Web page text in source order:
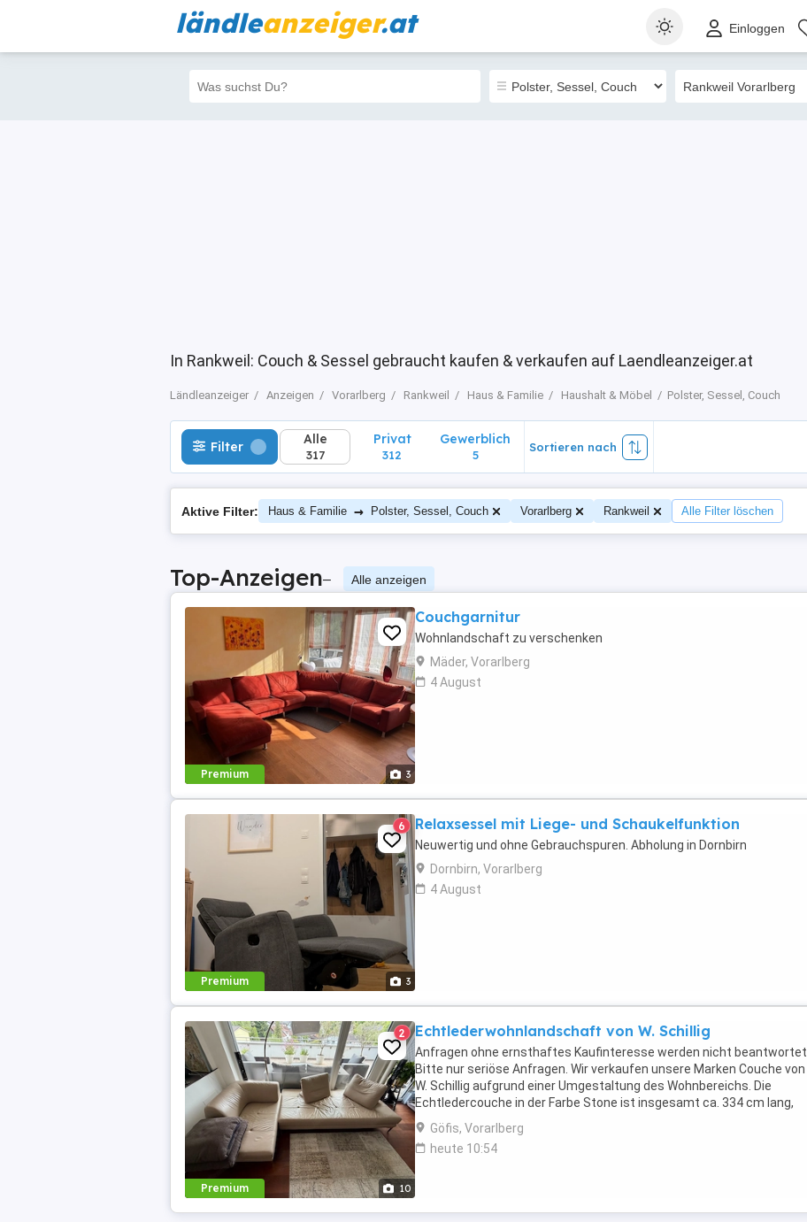
ländleanzeiger.at Einloggen
In Rankweil: Couch & Sessel gebraucht kaufen & verkaufen auf Laendleanzeiger.at
Ländleanzeiger Anzeigen Vorarlberg Rankweil Haus & Familie Haushalt & Möbel Polster, Sessel, Couch
Filter Alle
317
Privat
312
Filter Alle
317
Privat
312
Gewerblich
5
Sortieren nach
Aktive Filter: Haus & Familie → Polster, Sessel, Couch Vorarlberg Rankweil Alle Filter löschen
Top-Anzeigen– Alle anzeigen
Premium 3
Couchgarnitur
Wohnlandschaft zu verschenken
Mäder, Vorarlberg
4 August
Premium 3
6 Relaxsessel mit Liege- und Schaukelfunktion
Neuwertig und ohne Gebrauchspuren. Abholung in Dornbirn
Dornbirn, Vorarlberg
4 August
Premium 10
2 Echtlederwohnlandschaft von W. Schillig
Anfragen ohne ernsthaftes Kaufinteresse werden nicht beantwortet.
Bitte nur seriöse Anfragen. Wir verkaufen unsere Marken Couche von
W. Schillig aufgrund einer Umgestaltung des Wohnbereichs. Die
Echtledercouche in der Farbe Stone ist insgesamt ca. 334 cm lang,
wenn sie eingehängt wird. Maße langer Coucheteil: ...
Göfis, Vorarlberg
heute 10:54